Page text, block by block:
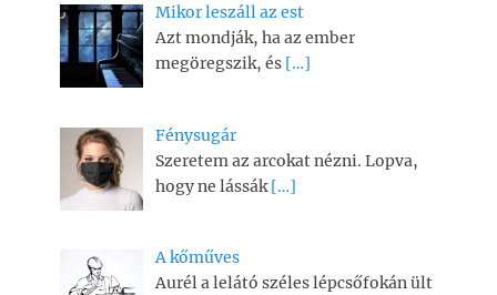
Mikor leszáll az est
Azt mondják, ha az ember
megöregszik, és […]
Fénysugár
Szeretem az arcokat nézni. Lopva,
hogy ne lássák[…]
A kőműves
Aurél a lelátó széles lépcsőfokán ült